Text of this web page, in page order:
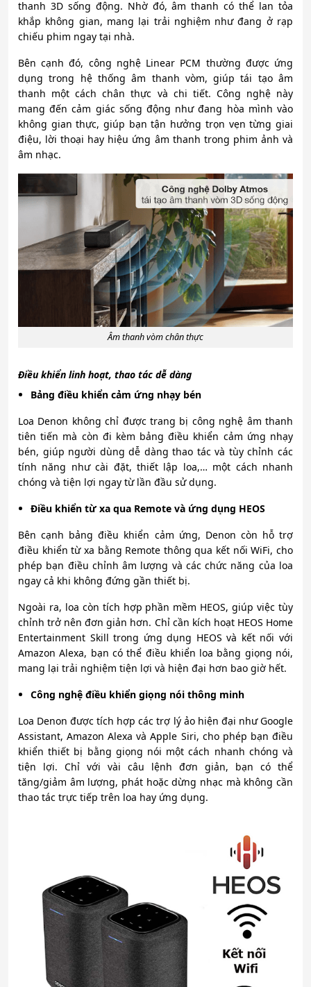
thanh 3D sống động. Nhờ đó, âm thanh có thể lan tỏa
khắp không gian, mang lại trải nghiệm như đang ở rạp
chiếu phim ngay tại nhà.
Bên cạnh đó, công nghệ Linear PCM thường được ứng
dụng trong hệ thống âm thanh vòm, giúp tái tạo âm
thanh một cách chân thực và chi tiết. Công nghệ này
mang đến cảm giác sống động như đang hòa mình vào
không gian thực, giúp bạn tận hưởng trọn vẹn từng giai
điệu, lời thoại hay hiệu ứng âm thanh trong phim ảnh và
âm nhạc.
Âm thanh vòm chân thực
Điều khiển linh hoạt, thao tác dễ dàng
Bảng điều khiển cảm ứng nhạy bén
Loa Denon không chỉ được trang bị công nghệ âm thanh
tiên tiến mà còn đi kèm bảng điều khiển cảm ứng nhạy
bén, giúp người dùng dễ dàng thao tác và tùy chỉnh các
tính năng như cài đặt, thiết lập loa,… một cách nhanh
chóng và tiện lợi ngay từ lần đầu sử dụng.
Điều khiển từ xa qua Remote và ứng dụng HEOS
Bên cạnh bảng điều khiển cảm ứng, Denon còn hỗ trợ
điều khiển từ xa bằng Remote thông qua kết nối WiFi, cho
phép bạn điều chỉnh âm lượng và các chức năng của loa
ngay cả khi không đứng gần thiết bị.
Ngoài ra, loa còn tích hợp phần mềm HEOS, giúp việc tùy
chỉnh trở nên đơn giản hơn. Chỉ cần kích hoạt HEOS Home
Entertainment Skill trong ứng dụng HEOS và kết nối với
Amazon Alexa, bạn có thể điều khiển loa bằng giọng nói,
mang lại trải nghiệm tiện lợi và hiện đại hơn bao giờ hết.
Công nghệ điều khiển giọng nói thông minh
Loa Denon được tích hợp các trợ lý ảo hiện đại như Google
Assistant, Amazon Alexa và Apple Siri, cho phép bạn điều
khiển thiết bị bằng giọng nói một cách nhanh chóng và
tiện lợi. Chỉ với vài câu lệnh đơn giản, bạn có thể
tăng/giảm âm lượng, phát hoặc dừng nhạc mà không cần
thao tác trực tiếp trên loa hay ứng dụng.